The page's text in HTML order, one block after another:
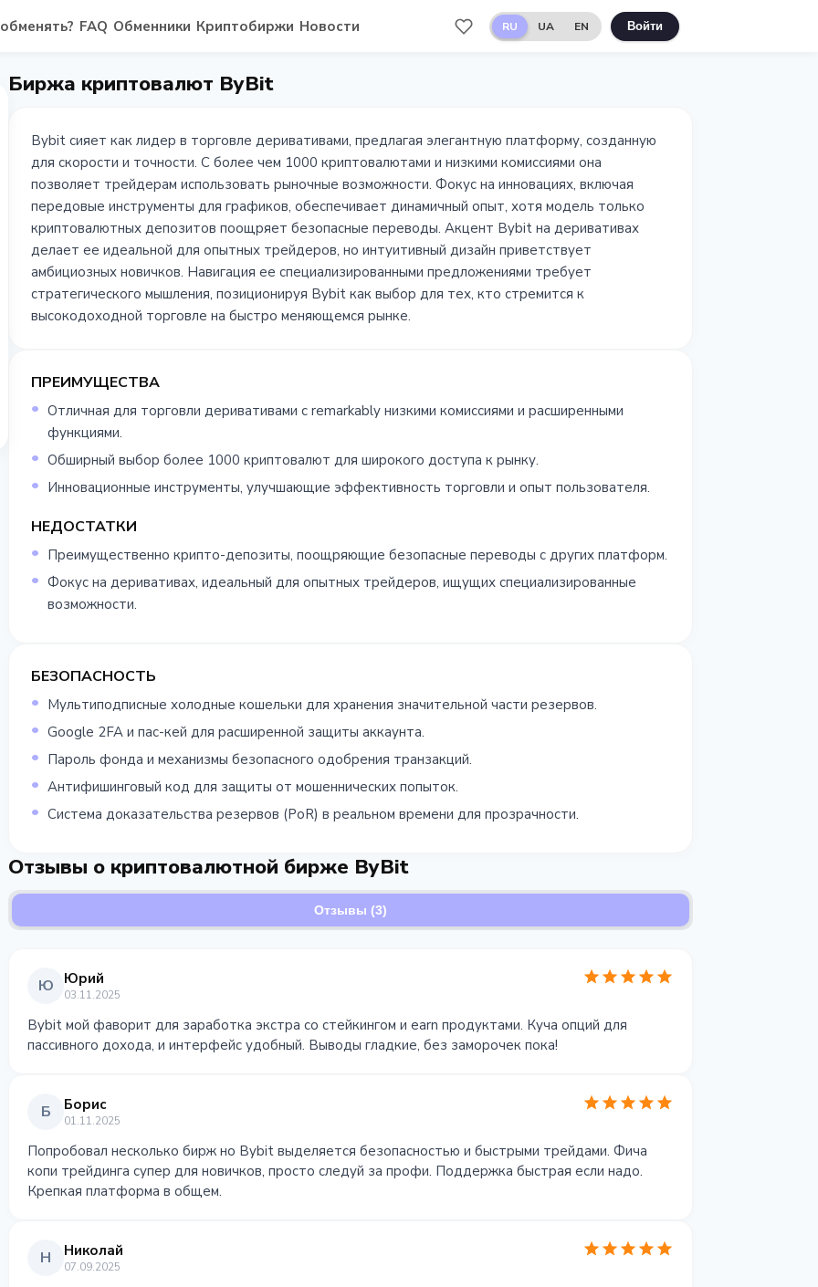
FAQ Обменники Криптобиржи Новости RU UA EN Войти
Биржа криптовалют ByBit
Bybit сияет как лидер в торговле деривативами, предлагая элегантную платформу, созданную
для скорости и точности. С более чем 1000 криптовалютами и низкими комиссиями она
позволяет трейдерам использовать рыночные возможности. Фокус на инновациях, включая
передовые инструменты для графиков, обеспечивает динамичный опыт, хотя модель только
криптовалютных депозитов поощряет безопасные переводы. Акцент Bybit на деривативах
делает ее идеальной для опытных трейдеров, но интуитивный дизайн приветствует
амбициозных новичков. Навигация ее специализированными предложениями требует
стратегического мышления, позиционируя Bybit как выбор для тех, кто стремится к
высокодоходной торговле на быстро меняющемся рынке.
ПРЕИМУЩЕСТВА
Отличная для торговли деривативами с remarkably низкими комиссиями и расширенными
функциями.
Обширный выбор более 1000 криптовалют для широкого доступа к рынку.
Инновационные инструменты, улучшающие эффективность торговли и опыт пользователя.
НЕДОСТАТКИ
Преимущественно крипто-депозиты, поощряющие безопасные переводы с других платформ.
Фокус на деривативах, идеальный для опытных трейдеров, ищущих специализированные
возможности.
БЕЗОПАСНОСТЬ
Мультиподписные холодные кошельки для хранения значительной части резервов.
Google 2FA и пас-кей для расширенной защиты аккаунта.
Пароль фонда и механизмы безопасного одобрения транзакций.
Антифишинговый код для защиты от мошеннических попыток.
Система доказательства резервов (PoR) в реальном времени для прозрачности.
Отзывы о криптовалютной бирже ByBit
Отзывы (3)
Ю Юрий
03.11.2025
Bybit мой фаворит для заработка экстра со стейкингом и earn продуктами. Куча опций для
пассивного дохода, и интерфейс удобный. Выводы гладкие, без заморочек пока!
Б Борис
01.11.2025
Попробовал несколько бирж но Bybit выделяется безопасностью и быстрыми трейдами. Фича
копи трейдинга супер для новичков, просто следуй за профи. Поддержка быстрая если надо.
Крепкая платформа в общем.
Н Николай
07.09.2025